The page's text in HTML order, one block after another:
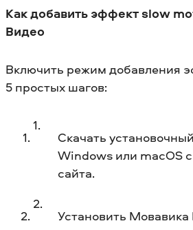
Как добавить эффект slow
Видео
Включить режим добавления
5 простых шагов:
Скачать
Windows или macOS
сайта.
Установить Мовавика